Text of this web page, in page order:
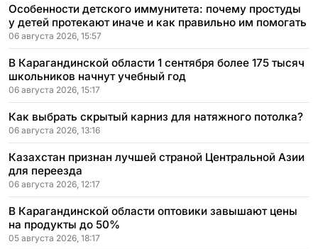
Особенности детского иммунитета: почему простуды
у детей протекают иначе и как правильно им помогать
06 августа 2026, 15:57
В Карагандинской области 1 сентября более 175 тысяч
школьников начнут учебный год
06 августа 2026, 15:17
Как выбрать скрытый карниз для натяжного потолка?
06 августа 2026, 13:16
Казахстан признан лучшей страной Центральной Азии
для переезда
06 августа 2026, 12:17
В Карагандинской области оптовики завышают цены
на продукты до 50%
05 августа 2026, 18:17